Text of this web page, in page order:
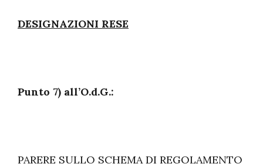
DESIGNAZIONI RESE
Punto 7) all’O.d.G.:
PARERE SULLO SCHEMA DI REGOLAMENTO